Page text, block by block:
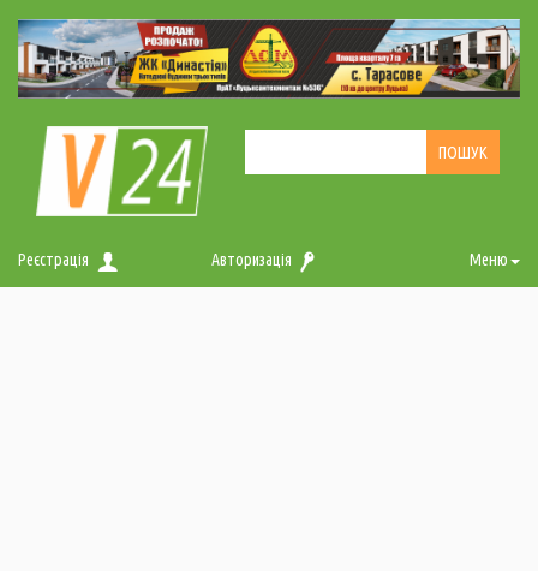
Реєстрація Авторизація Меню